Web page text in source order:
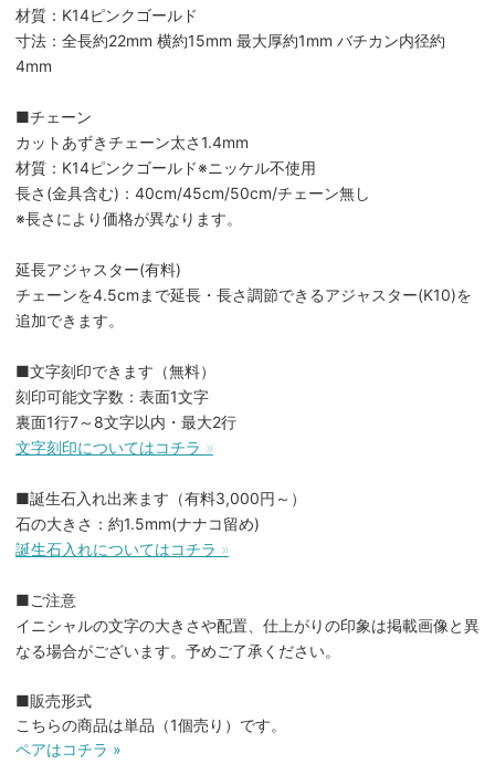
材質：K14ピンクゴールド
寸法：全長約22mm 横約15mm 最大厚約1mm バチカン内径約
4mm
■チェーン
カットあずきチェーン太さ1.4mm
材質：K14ピンクゴールド※ニッケル不使用
長さ(金具含む)：40cm/45cm/50cm/チェーン無し
※長さにより価格が異なります。
延長アジャスター(有料)
チェーンを4.5cmまで延長・長さ調節できるアジャスター(K10)を
追加できます。
■文字刻印できます（無料）
刻印可能文字数：表面1文字
裏面1行7～8文字以内・最大2行
文字刻印についてはコチラ »
■誕生石入れ出来ます（有料3,000円～）
石の大きさ：約1.5mm(ナナコ留め)
誕生石入れについてはコチラ »
■ご注意
イニシャルの文字の大きさや配置、仕上がりの印象は掲載画像と異
なる場合がございます。予めご了承ください。
■販売形式
こちらの商品は単品（1個売り）です。
ペアはコチラ »